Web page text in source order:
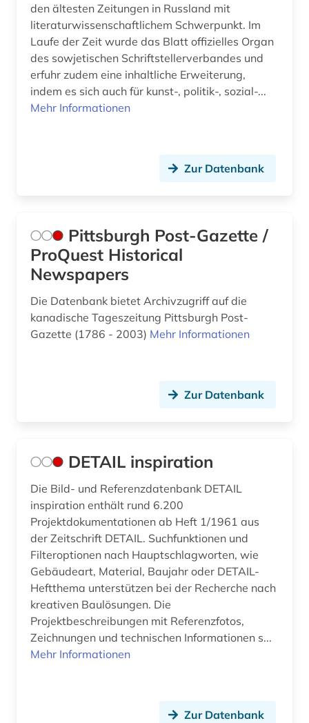
hong kong (1)
hongkong (1)
humoristische presse (2)
informationswissenschaft (1)
ingolstadt (1)
inhalt (1)
innerschweiz (1)
islamwissenschaften (1)
island (2)
israel (4)
italien (8)
jansenismus (1)
japan (1)
jerusalem (1)
den ältesten Zeitungen in Russland mit
literaturwissenschaftlichem Schwerpunkt. Im
Laufe der Zeit wurde das Blatt offizielles Organ
des sowjetischen Schriftstellerverbandes und
erfuhr zudem eine inhaltliche Erweiterung,
indem es sich auch für kunst-, politik-, sozial-...
Mehr Informationen
Zur Datenbank
Pittsburgh Post-Gazette /
ProQuest Historical
Newspapers
Die Datenbank bietet Archivzugriff auf die
kanadische Tageszeitung Pittsburgh Post-
Gazette (1786 - 2003) Mehr Informationen
Zur Datenbank
DETAIL inspiration
Die Bild- und Referenzdatenbank DETAIL
inspiration enthält rund 6.200
Projektdokumentationen ab Heft 1/1961 aus
der Zeitschrift DETAIL. Suchfunktionen und
Filteroptionen nach Hauptschlagworten, wie
Gebäudeart, Material, Baujahr oder DETAIL-
Heftthema unterstützen bei der Recherche nach
kreativen Baulösungen. Die
Projektbeschreibungen mit Referenzfotos,
Zeichnungen und technischen Informationen s...
Mehr Informationen
Zur Datenbank